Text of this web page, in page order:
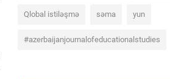
Qlobal istiləşmə səma yun
#azerbaijanjournalofeducationalstudies